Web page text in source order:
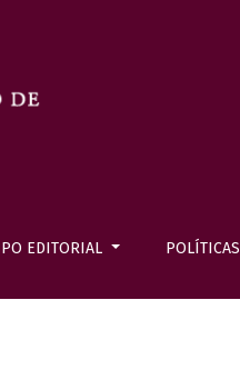
EDITORIAL POLÍTICAS